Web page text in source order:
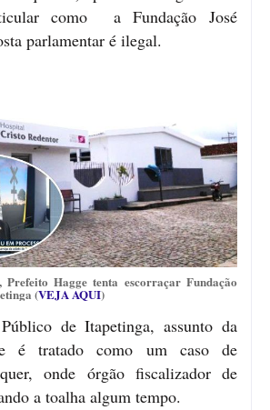
como a Fundação José
parlamentar é ilegal.
Hagge tenta escorraçar Fundação
(VEJA AQUI)
de Itapetinga, assunto da
é tratado como um caso de
onde órgão fiscalizador de
a toalha algum tempo.